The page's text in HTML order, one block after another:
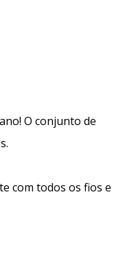
O conjunto de
com todos os fios e